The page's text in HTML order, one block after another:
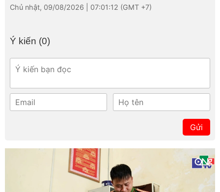
Chủ nhật, 09/08/2026 | 07:01:12 (GMT +7)
Ý kiến (0)
Gửi